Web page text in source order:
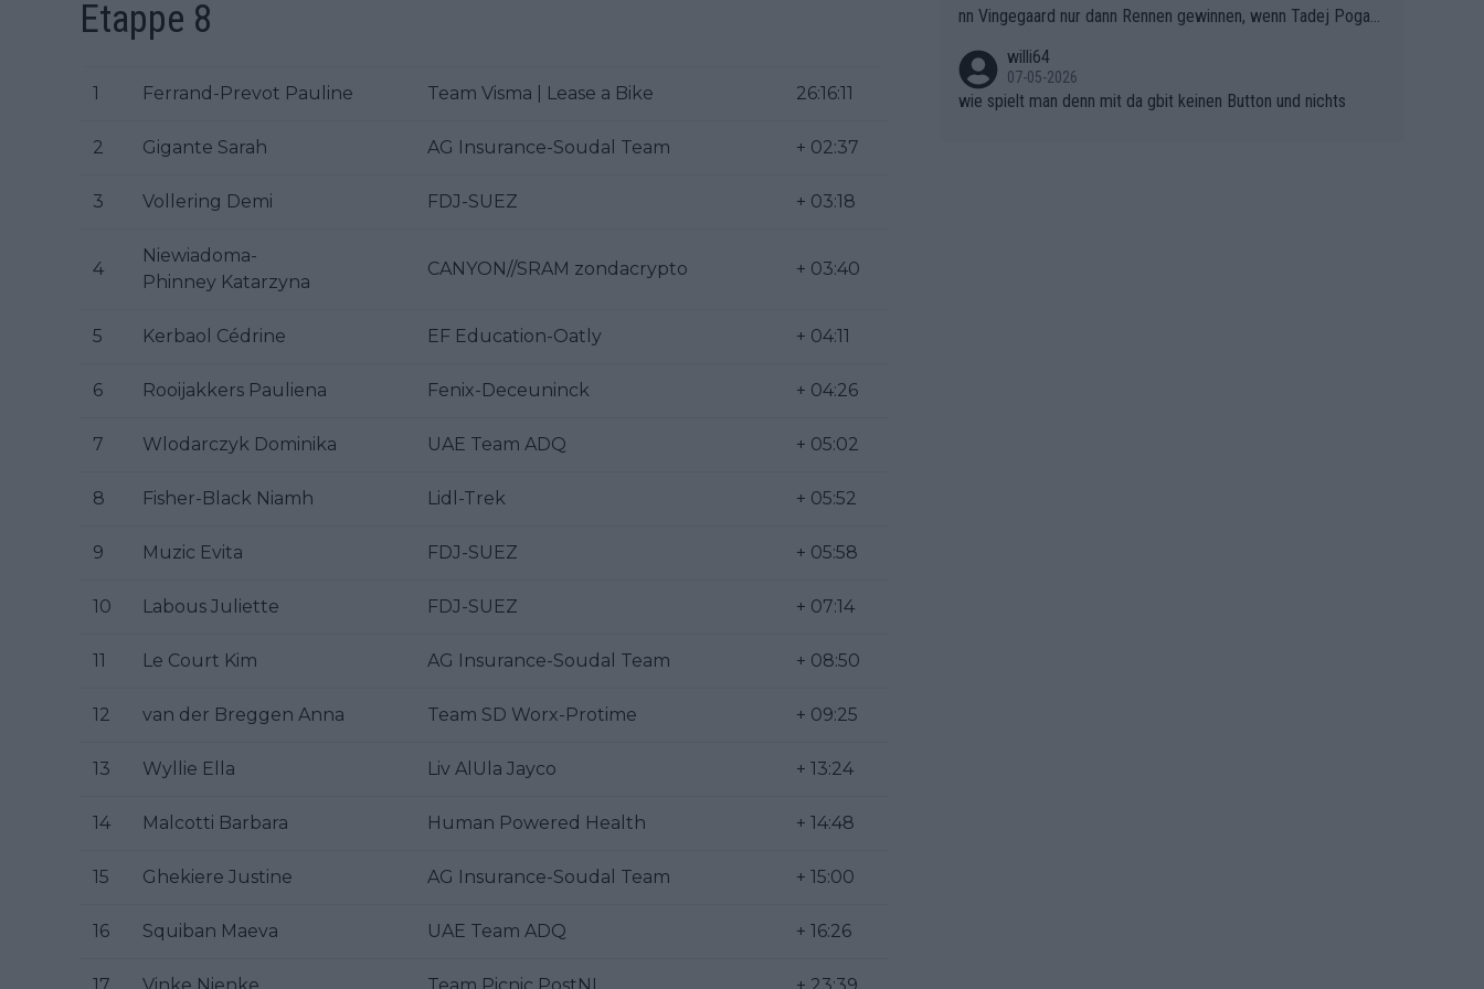
Etappe 8
1 Ferrand-Prevot Pauline Team Visma | Lease a Bike 26:16:11
2 Gigante Sarah AG Insurance-Soudal Team + 02:37
3 Vollering Demi FDJ-SUEZ + 03:18
4
Niewiadoma-
Phinney Katarzyna
CANYON//SRAM zondacrypto + 03:40
5 Kerbaol Cédrine EF Education-Oatly + 04:11
6 Rooijakkers Pauliena Fenix-Deceuninck + 04:26
7 Wlodarczyk Dominika UAE Team ADQ + 05:02
8 Fisher-Black Niamh Lidl-Trek + 05:52
9 Muzic Evita FDJ-SUEZ + 05:58
10 Labous Juliette FDJ-SUEZ + 07:14
11 Le Court Kim AG Insurance-Soudal Team + 08:50
12 van der Breggen Anna Team SD Worx-Protime + 09:25
13 Wyllie Ella Liv AlUla Jayco + 13:24
14 Malcotti Barbara Human Powered Health + 14:48
15 Ghekiere Justine AG Insurance-Soudal Team + 15:00
16 Squiban Maeva UAE Team ADQ + 16:26
berwasser, aber SD Worx und Vollering müssen jetzt All-In ge
hen. (gregmann)
nn Vingegaard nur dann Rennen gewinnen, wenn Tadej Pogaca
willi64
07-05-2026
wie spielt man denn mit da gbit keinen Button und nichts